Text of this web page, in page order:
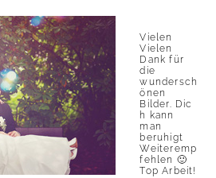
Vielen
Vielen
Dank für
die
wundersch
önen
Bilder. Dic
h kann
man
beruhigt
Weiteremp
fehlen 🙂
Top Arbeit!